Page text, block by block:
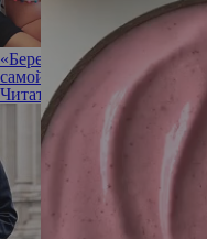
«Берет инициативу»:
самой разумной из всех
Читать полностью